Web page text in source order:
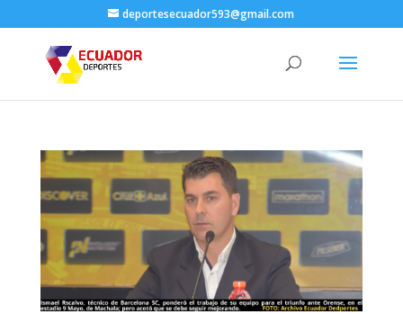
deportesecuador593@gmail.com